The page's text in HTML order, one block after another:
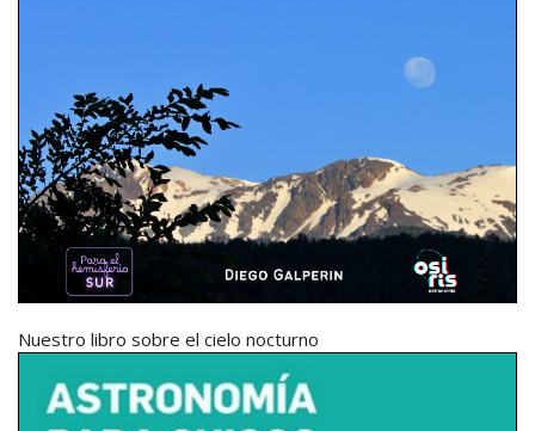
Nuestro libro sobre el cielo nocturno